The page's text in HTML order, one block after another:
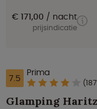
€ 171,00 nacht
prijsindicatie
7.5 Prima
Glamping